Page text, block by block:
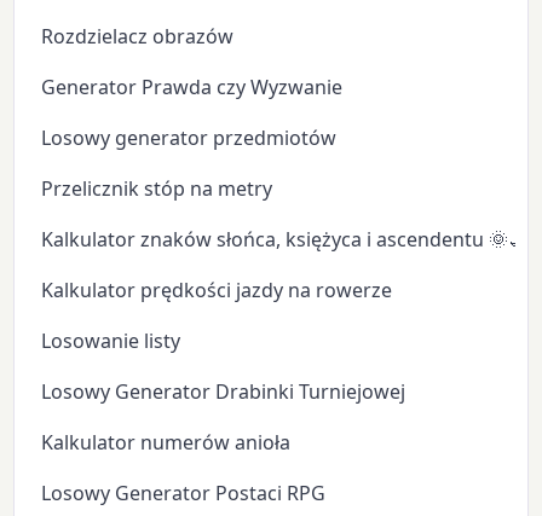
Rozdzielacz obrazów
Generator Prawda czy Wyzwanie
Losowy generator przedmiotów
Przelicznik stóp na metry
Kalkulator znaków słońca, księżyca i ascendentu
Kalkulator prędkości jazdy na rowerze
Losowanie listy
Losowy Generator Drabinki Turniejowej
Kalkulator numerów anioła
Losowy Generator Postaci RPG